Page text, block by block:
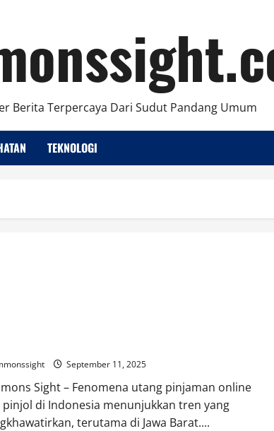
Berita Terpercaya Dari Sudut Pandang Umum
TEKNOLOGI
September 11, 2025
Sight – Fenomena utang pinjaman online
di Indonesia menunjukkan tren yang
terutama di Jawa Barat....